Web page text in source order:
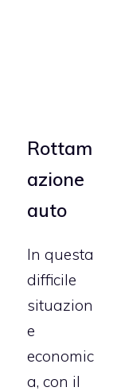
Rottam
azione
auto
In questa
difficile
situazion
e
economic
a, con il